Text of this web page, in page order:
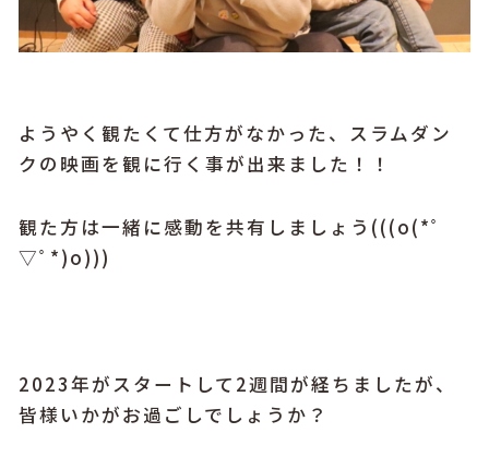
ようやく観たくて仕方がなかった、スラムダン
クの映画を観に行く事が出来ました！！
観た方は一緒に感動を共有しましょう(((o(*ﾟ
▽ﾟ*)o)))
2023年がスタートして2週間が経ちましたが、
皆様いかがお過ごしでしょうか？